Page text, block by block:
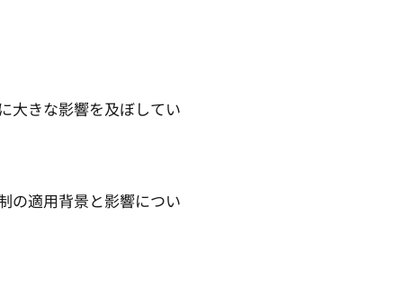
大きな影響を及ぼしてい
の適用背景と影響につい